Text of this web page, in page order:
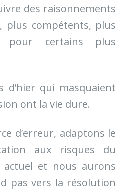
des raisonnements
plus compétents, plus
pour certains plus
d’hier qui masquaient
ont la vie dure.
d’erreur, adaptons le
aux risques du
actuel et nous aurons
pas vers la résolution